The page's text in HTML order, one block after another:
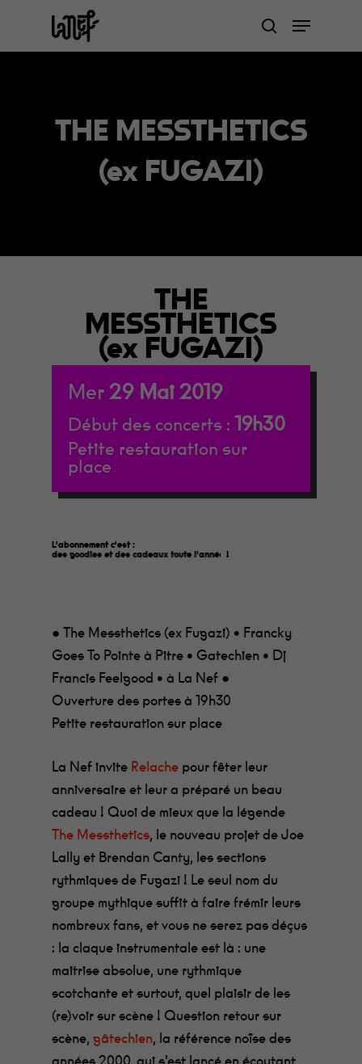
main
search
Menu
THE MESSTHETICS
(ex FUGAZI)
THE
MESSTHETICS
(ex FUGAZI)
Mer 29 Mai 2019
Début des concerts : 19h30
Petite restauration sur
place
L'abonnement c'est :
des goodies et des cadeaux toute l'année
!
● The Messthetics (ex Fugazi) • Francky
Goes To Pointe à Pitre • Gatechien • Dj
Francis Feelgood • à La Nef ●
Ouverture des portes à 19h30
Petite restauration sur place
La Nef invite Relache pour fêter leur
anniversaire et leur a préparé un beau
cadeau ! Quoi de mieux que la légende
The Messthetics, le nouveau projet de Joe
Lally et Brendan Canty, les sections
rythmiques de Fugazi ! Le seul nom du
groupe mythique suffit à faire frémir leurs
nombreux fans, et vous ne serez pas déçus
: la claque instrumentale est là : une
maitrise absolue, une rythmique
scotchante et surtout, quel plaisir de les
(re)voir sur scène ! Question retour sur
scène,gâtechien, la référence noïse des
années 2000, qui s’est lancé en écoutant
Close